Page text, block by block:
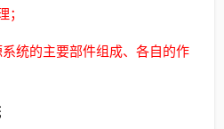
系统的主要部件组成、各自的作